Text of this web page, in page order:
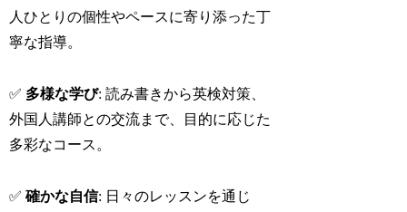
人ひとりの個性やペースに寄り添った丁
寧な指導。
✅ 多様な学び: 読み書きから英検対策、
外国人講師との交流まで、目的に応じた
多彩なコース。
✅確かな自信: 日々のレッスンを通じ